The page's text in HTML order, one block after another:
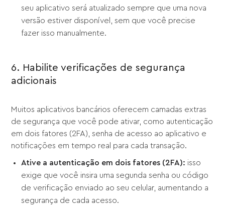
seu aplicativo será atualizado sempre que uma nova
versão estiver disponível, sem que você precise
fazer isso manualmente.
6. Habilite verificações de segurança
adicionais
Muitos aplicativos bancários oferecem camadas extras
de segurança que você pode ativar, como autenticação
em dois fatores (2FA), senha de acesso ao aplicativo e
notificações em tempo real para cada transação.
Ative a autenticação em dois fatores (2FA): isso
exige que você insira uma segunda senha ou código
de verificação enviado ao seu celular, aumentando a
segurança de cada acesso.